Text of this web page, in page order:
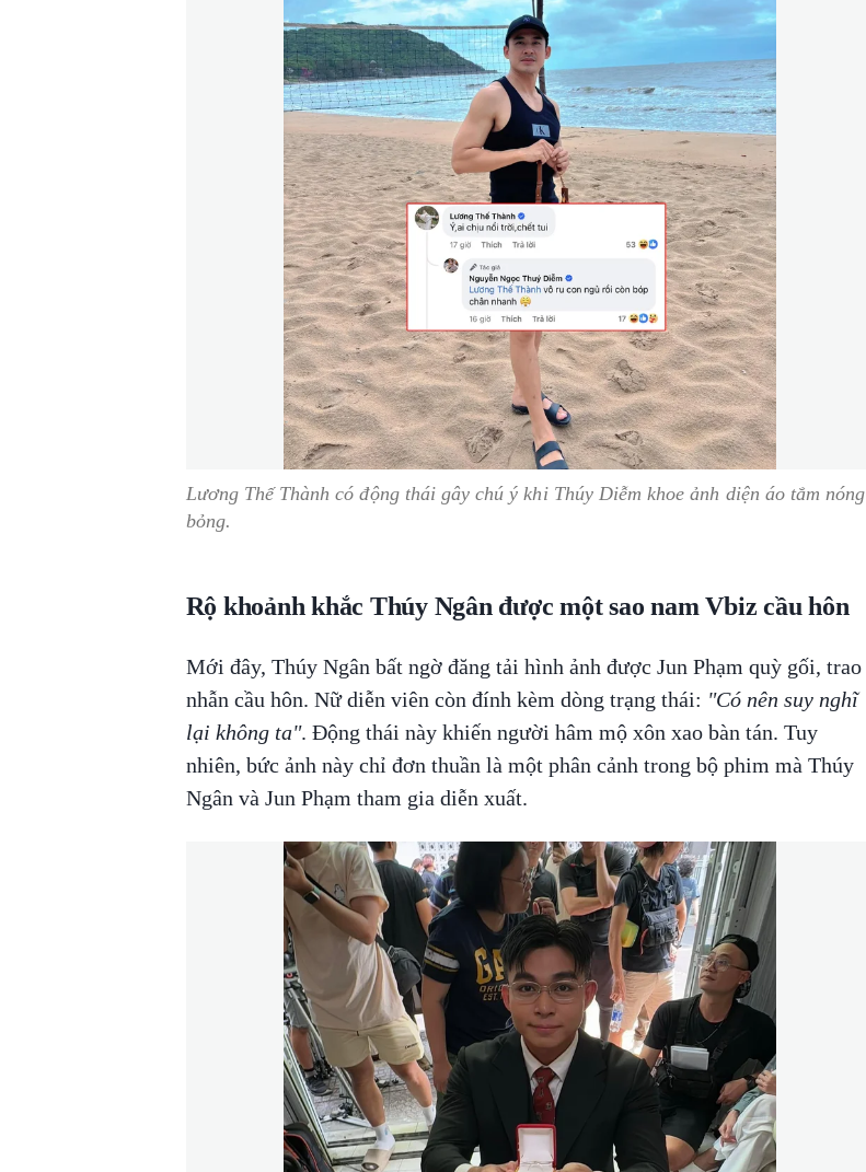
Lương Thế Thành có động thái gây chú ý khi Thúy Diễm khoe ảnh diện áo tắm nóng
bỏng.
Rộ khoảnh khắc Thúy Ngân được một sao nam Vbiz cầu hôn
Mới đây, Thúy Ngân bất ngờ đăng tải hình ảnh được Jun Phạm quỳ gối, trao
nhẫn cầu hôn. Nữ diễn viên còn đính kèm dòng trạng thái: "Có nên suy nghĩ
lại không ta". Động thái này khiến người hâm mộ xôn xao bàn tán. Tuy
nhiên, bức ảnh này chỉ đơn thuần là một phân cảnh trong bộ phim mà Thúy
Ngân và Jun Phạm tham gia diễn xuất.